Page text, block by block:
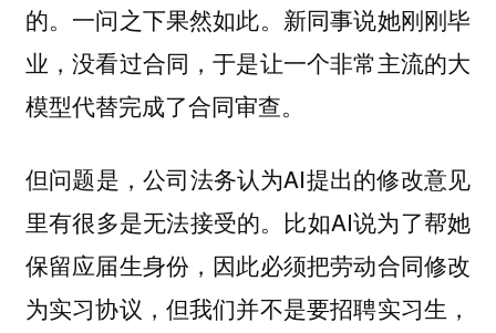
的。一问之下果然如此。新同事说她刚刚毕
业，没看过合同，于是让一个非常主流的大
模型代替完成了合同审查。
但问题是，公司法务认为AI提出的修改意见
里有很多是无法接受的。比如AI说为了帮她
保留应届生身份，因此必须把劳动合同修改
为实习协议，但我们并不是要招聘实习生，